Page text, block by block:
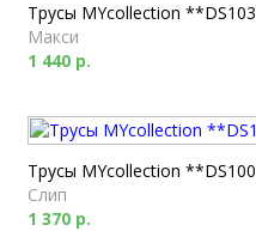
Трусы MYcollection **DS103
Макси
1 440 р.
Трусы MYcollection **DS100
Слип
1 370 р.